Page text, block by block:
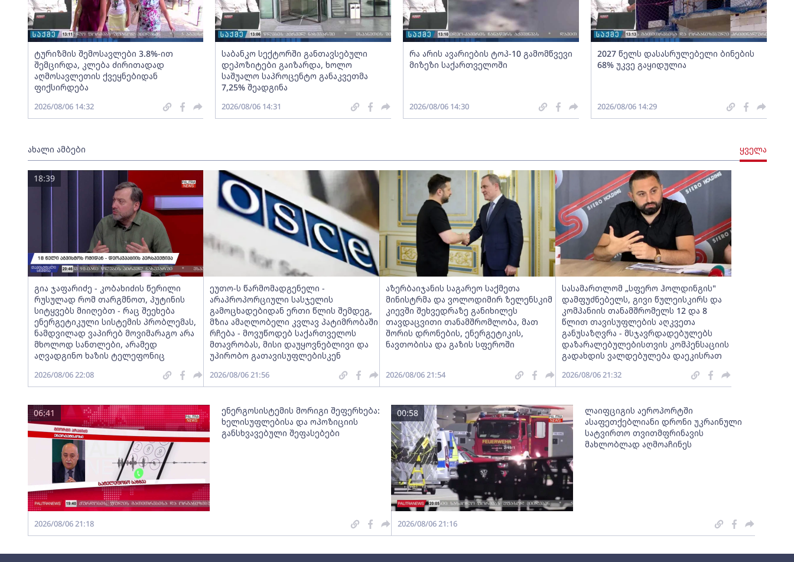
ტურიზმის შემოსავლები 3.8%-ით
შემცირდა, კლება ძირითადად
აღმოსავლეთის ქვეყნებიდან
ფიქსირდება
2026/08/06 14:32
საბანკო სექტორში განთავსებული
დეპოზიტები გაიზარდა, ხოლო
საშუალო საპროცენტო განაკვეთმა
7,25% შეადგინა
2026/08/06 14:31
რა არის ავარიების ტოპ-10 გამომწვევი
მიზეზი საქართველოში
2026/08/06 14:30
2027 წელს დასასრულებელი ბინების
68% უკვე გაყიდულია
2026/08/06 14:29
ახალი ამბები ყველა
გია ჯაფარიძე - კობახიძის წერილი
რუსულად რომ თარგმნოთ, პუტინის
სიტყვებს მიიღებთ - რაც შეეხება
ენერგეტიკული სისტემის პრობლემას,
ნამდვილად ვაპირებ მოვიმარაგო არა
მხოლოდ სანთლები, არამედ
აღვადგინო ხაზის ტელეფონიც
18:39
2026/08/06 22:08
ეუთო-ს წარმომადგენელი -
არაპროპორციული სასჯელის
გამოცხადებიდან ერთი წლის შემდეგ,
მზია ამაღლობელი კვლავ პატიმრობაში
რჩება - მოვუწოდებ საქართველოს
მთავრობას, მისი დაუყოვნებლივი და
უპირობო გათავისუფლებისკენ
2026/08/06 21:56
აზერბაიჯანის საგარეო საქმეთა
მინისტრმა და ვოლოდიმირ ზელენსკიმ
კიევში შეხვედრაზე განიხილეს
თავდაცვითი თანამშრომლობა, მათ
შორის დრონების, ენერგეტიკის,
ნავთობისა და გაზის სფეროში
2026/08/06 21:54
სასამართლომ „სფერო ჰოლდინგის"
დამფუძნებელს, გივი წულეისკირს და
კომპანიის თანამშრომელს 12 და 8
წლით თავისუფლების აღკვეთა
განუსაზღვრა - მსჯავრდადებულებს
დაზარალებულებისთვის კომპენსაციის
გადახდის ვალდებულება დაეკისრათ
2026/08/06 21:32
ენერგოსისტემის მორიგი შეფერხება:
ხელისუფლებისა და ოპოზიციის
განსხვავებული შეფასებები
06:41
2026/08/06 21:18
ლაიფციგის აეროპორტში
ასაფეთქებლიანი დრონი უკრაინული
სატვირთო თვითმფრინავის
მახლობლად აღმოაჩინეს
00:58
2026/08/06 21:16